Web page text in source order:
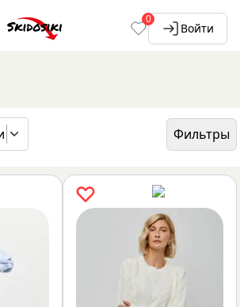
0
Войти
Фильтры